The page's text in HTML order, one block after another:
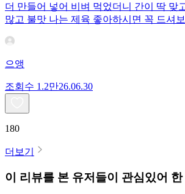
더 만들어 넣어 비벼 먹었더니 간이 딱 맞
많고 불맛 나는 제육 좋아하시면 꼭 드셔
으앵
조회수 1.2만26.06.30
180
더보기
이 리뷰를 본 유저들이 관심있어